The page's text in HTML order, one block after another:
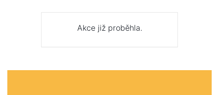
Akce již proběhla.